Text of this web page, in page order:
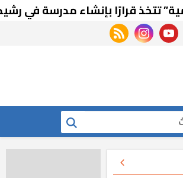
قرارًا بإنشاء مدرسة في رشيد
youtube
instagram
rss feed